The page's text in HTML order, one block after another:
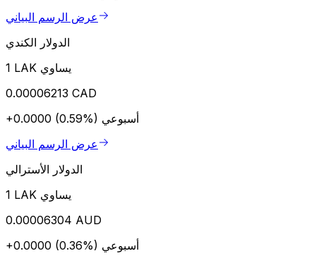
عرض الرسم البياني
الدولار الكندي
1 LAK يساوي
0.00006213 CAD
+0.0000 (0.59%) أسبوعي
عرض الرسم البياني
الدولار الأسترالي
1 LAK يساوي
0.00006304 AUD
+0.0000 (0.36%) أسبوعي